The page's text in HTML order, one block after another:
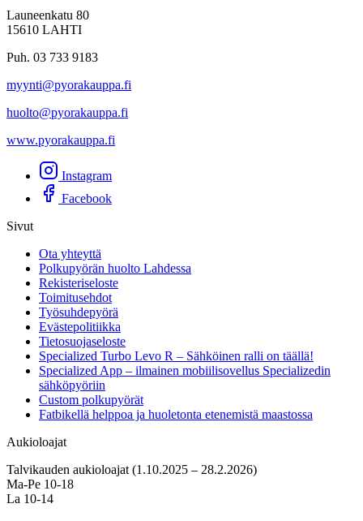
Launeenkatu 80
15610 LAHTI
Puh. 03 733 9183
myynti@pyorakauppa.fi
huolto@pyorakauppa.fi
www.pyorakauppa.fi
Instagram
Facebook
Sivut
Ota yhteyttä
Polkupyörän huolto Lahdessa
Rekisteriseloste
Toimitusehdot
Työsuhdepyörä
Evästepolitiikka
Tietosuojaseloste
Specialized Turbo Levo R – Sähköinen ralli on täällä!
Specialized App – ilmainen mobiilisovellus Specializedin
sähköpyöriin
Custom polkupyörät
Fatbikellä helppoa ja huoletonta etenemistä maastossa
Aukioloajat
Talvikauden aukioloajat (1.10.2025 – 28.2.2026)
Ma-Pe 10-18
La 10-14